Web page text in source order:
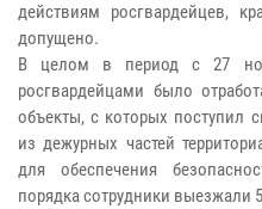
действиям росгвардейцев,
допущено.
В целом в период с 27
росгвардейцами было
объекты, с которых поступил
из дежурных частей
для обеспечения
порядка сотрудники